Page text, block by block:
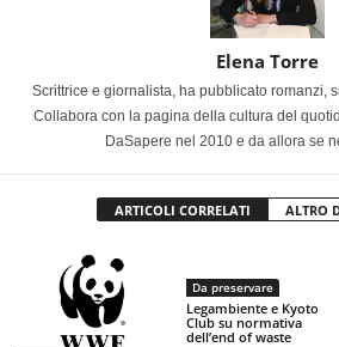
Elena Torre
Scrittrice e giornalista, ha pubblicato romanzi,
Collabora con la pagina della cultura del
DaSapere nel 2010 e da allora se
ARTICOLI CORRELATI ALTRO
Da preservare
Legambiente e Kyoto
Club su normativa
dell’end of waste